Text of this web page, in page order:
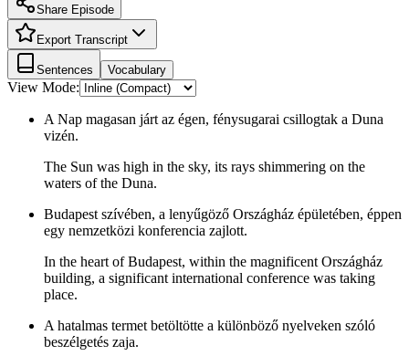
Share Episode
Export Transcript
Sentences Vocabulary
View Mode:
A Nap magasan járt az égen, fénysugarai csillogtak a Duna
vizén.
The Sun was high in the sky, its rays shimmering on the
waters of the Duna.
Budapest szívében, a lenyűgöző Országház épületében, éppen
egy nemzetközi konferencia zajlott.
In the heart of Budapest, within the magnificent Országház
building, a significant international conference was taking
place.
A hatalmas termet betöltötte a különböző nyelveken szóló
beszélgetés zaja.